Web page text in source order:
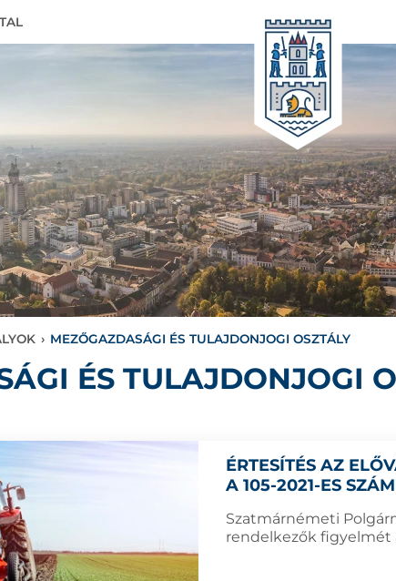
› MEZŐGAZDASÁGI ÉS TULAJDONJOGI OSZTÁLY
ÉS TULAJDONJOGI
ÉRTESÍTÉS AZ
A 105-2021-ES
Szatmárnémeti
rendelkezők figyelmét